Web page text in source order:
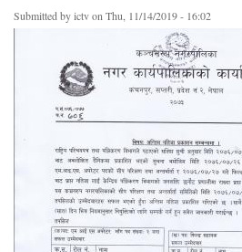
Submitted byictvon Thu, 11/14/2019 - 16:02